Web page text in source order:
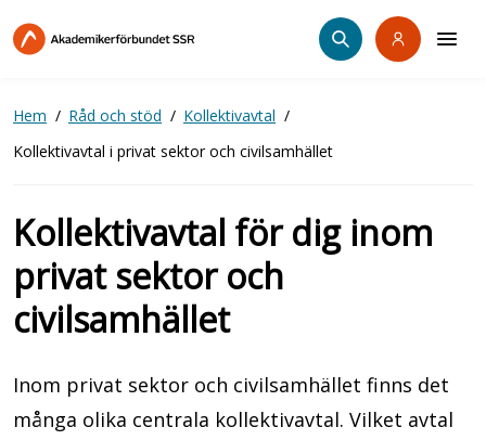
till
Hem Råd och stöd
Kollektivavtal
Kollektivavtal i privat sektor och civilsamhället
Kollektivavtal för dig inom
privat sektor och
civilsamhället
Inom privat sektor och civilsamhället finns det
många olika centrala kollektivavtal. Vilket avtal